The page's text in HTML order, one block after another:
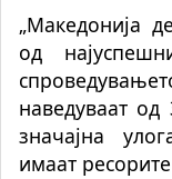
„Македонија
од
наведуваат
значајна
имаат